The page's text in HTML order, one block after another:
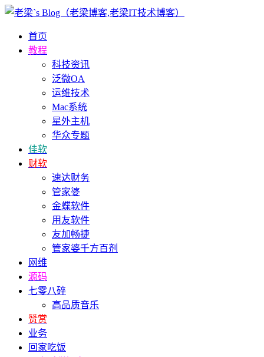
首页
教程
科技资讯
泛微OA
运维技术
Mac系统
星外主机
华众专题
佳软
财软
速达财务
管家婆
金蝶软件
用友软件
友加畅捷
管家婆千方百剂
网维
源码
七零八碎
高品质音乐
赞赏
业务
回家吃饭